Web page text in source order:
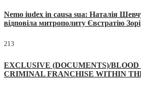
Nemo iudex in causa sua: Наталія
відповіла митрополиту Євстратію Зорі
213
EXCLUSIVE (DOCUMENTS)/BLOOD
CRIMINAL FRANCHISE WITHIN